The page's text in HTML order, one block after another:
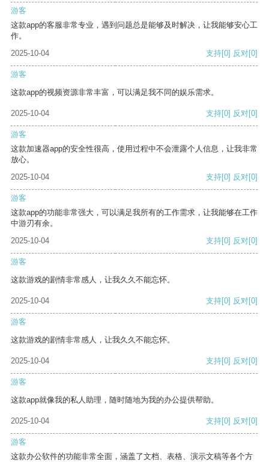
游客
这款app的客服非常专业，遇到问题总是能够及时解决，让我能够安心工
作。
2025-10-04
支持[0] 反对[0]
游客
这款app的视频资源非常丰富，可以满足我不同的娱乐需求。
2025-10-04 支持[0] 反对[0]
游客
这款加速器app的安全性很高，使用过程中不会泄露个人信息，让我非常
放心。
2025-10-04
支持[0] 反对[0]
游客
这款app的功能非常强大，可以满足我所有的工作需求，让我能够在工作
中游刃有余。
2025-10-04
支持[0] 反对[0]
游客
这款游戏的剧情非常感人，让我久久不能忘怀。
2025-10-04 支持[0] 反对[0]
游客
这款游戏的剧情非常感人，让我久久不能忘怀。
2025-10-04 支持[0] 反对[0]
游客
这款app就像我的私人助理，随时随地为我的办公提供帮助。
2025-10-04 支持[0] 反对[0]
游客
这款办公软件的功能非常全面，涵盖了文档、表格、演示文稿等各个方